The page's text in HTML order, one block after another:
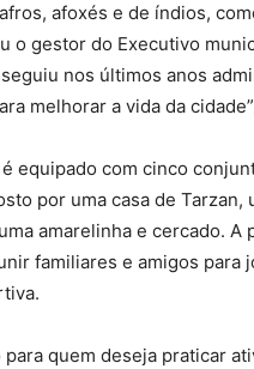
afoxés e de índios,
o gestor do Executivo
nos últimos anos
melhorar a vida da
equipado com cinco
por uma casa de Tarzan,
amarelinha e cercado. A
familiares e amigos para
quem deseja praticar